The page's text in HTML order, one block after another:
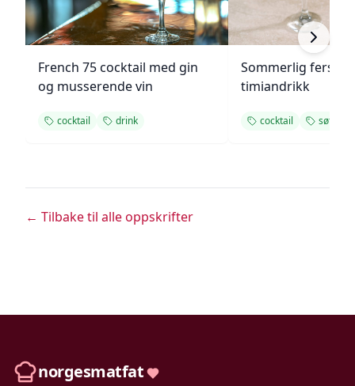
French 75 cocktail med gin
og musserende vin
cocktail drink
Sommerlig
timiandrikk
cocktail søt
← Tilbake til alle oppskrifter
norgesmatfat